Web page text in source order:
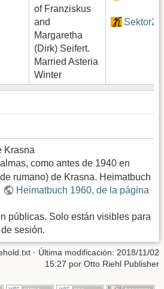
of Franziskus
and
Margaretha
(Dirk) Seifert.
Married Asteria
Winter
Sektor2
Krasna
como antes de 1940 en
rumano) de Krasna. Heimatbuch
Heimatbuch 1960, de la página
públicas. Solo están visibles para
sesión.
· Última modificación: 2018/11/02
15:27 por Otto Riehl Publisher